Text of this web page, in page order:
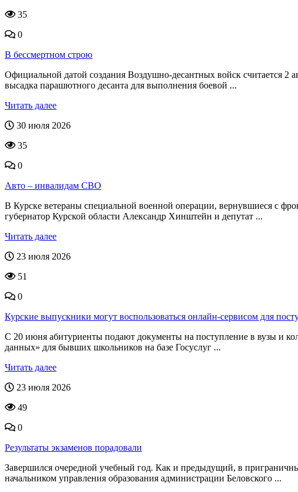
35
0
В бессмертном строю
Официальной датой создания Воздушно-десантных войск считается 2
высадка парашютного десанта для выполнения боевой ...
Читать далее
30 июля 2026
35
0
Авто – инвалидам СВО
В Курске ветераны специальной военной операции, вернувшиеся с
губернатор Курской области Александр Хинштейн и депутат ...
Читать далее
23 июля 2026
51
0
Курские выпускники могут воспользоваться онлайн-сервисом для
С 20 июня абитуриенты подают документы на поступление в вузы и
данных» для бывших школьников на базе Госуслуг ...
Читать далее
23 июля 2026
49
0
Результаты экзаменов порадовали
Завершился очередной учебный год. Как и предыдущий, в
начальником управления образования администрации Беловского ...